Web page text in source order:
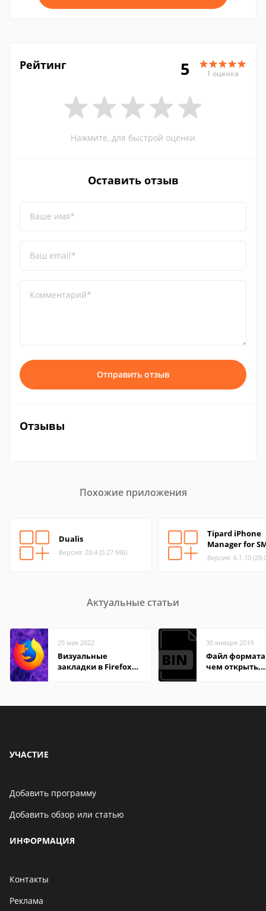
Рейтинг 5 1 оценка
Нажмите, для быстрой оценки
Оставить отзыв
Ваше имя*
Ваш email*
Комментарий*
Отправить отзыв
Отзывы
Похожие приложения
Dualis
Версия: 20.4 (0.27 МБ)
Tipard iPhone
Manager for
Версия: 6.1.10
Актуальные статьи
25 мая 2022
Визуальные
закладки в Firefox
30 января 2019
Файл формата
чем открыть,
УЧАСТИЕ
Добавить программу
Добавить обзор или статью
ИНФОРМАЦИЯ
Контакты
Реклама